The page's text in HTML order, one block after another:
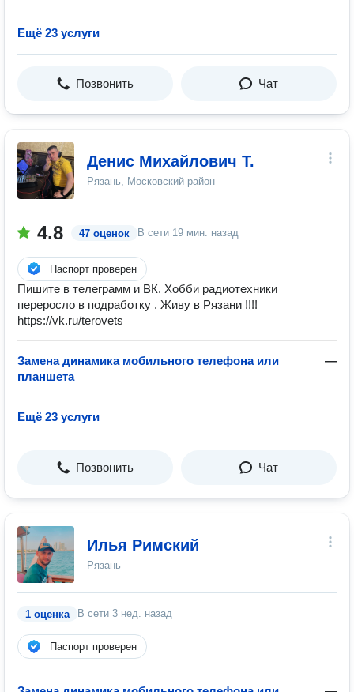
Ещё 23 услуги
Позвонить Чат
Денис Михайлович Т.
Рязань, Московский район
4.8 47 оценок В сети 19 мин. назад
Паспорт проверен
Пишите в телеграмм и ВК. Хобби радиотехники
переросло в подработку . Живу в Рязани !!!!
https://vk.ru/terovets
Замена динамика мобильного телефона или
планшета
—
Ещё 23 услуги
Позвонить Чат
Илья Римский
Рязань
1 оценка В сети 3 нед. назад
Паспорт проверен